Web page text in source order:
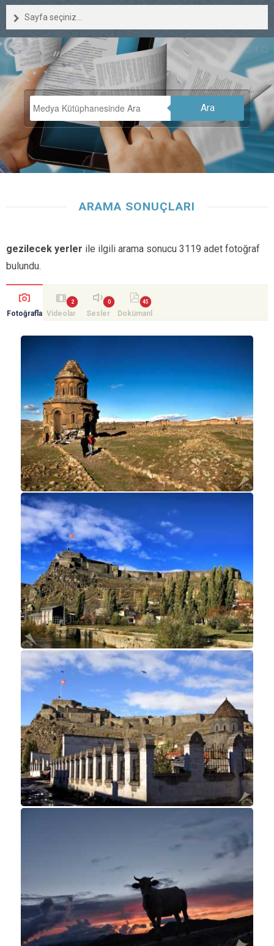
Sayfa seçiniz...
Ara
ARAMA SONUÇLARI
gezilecek yerler ile ilgili arama sonucu 3119 adet fotoğraf
bulundu.
Fotoğrafla Videolar Sesler
Dokümanl